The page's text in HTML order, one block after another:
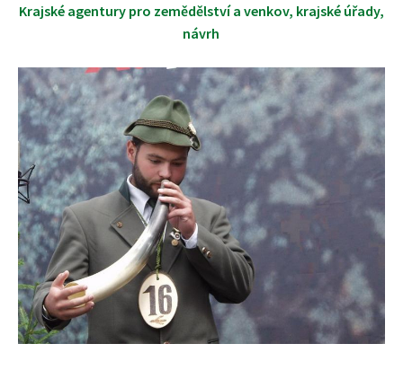
Krajské agentury pro zemědělství a venkov, krajské úřady,
návrh